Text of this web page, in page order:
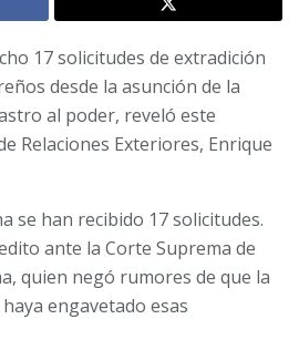
17 solicitudes de extradición
desde la asunción de la
al poder, reveló este
Relaciones Exteriores, Enrique
se han recibido 17 solicitudes.
ante la Corte Suprema de
quien negó rumores de que la
engavetado esas